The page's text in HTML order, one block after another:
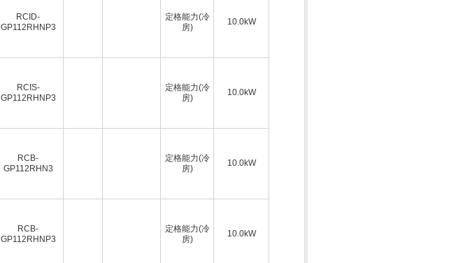
RCID-
GP112RHNP3
定格能力(冷
房)
10.0kW
RCIS-
GP112RHNP3
定格能力(冷
房)
10.0kW
RCB-
GP112RHN3
定格能力(冷
房)
10.0kW
RCB-
GP112RHNP3
定格能力(冷
房)
10.0kW